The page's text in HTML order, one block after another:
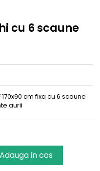
cu 6 scaune
cm fixa cu 6 scaune
aurii
Adauga in cos